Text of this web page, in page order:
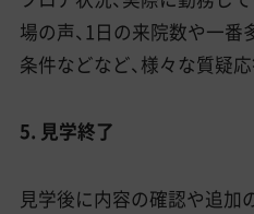
場の声、1日の来院数や一番
条件などなど、様々な質疑
5. 見学終了
見学後に内容の確認や追加